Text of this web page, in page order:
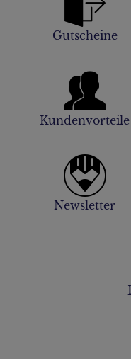
Gutscheine
Kundenvorteile
Newsletter